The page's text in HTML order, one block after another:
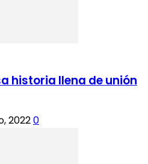
historia llena de unión
20220